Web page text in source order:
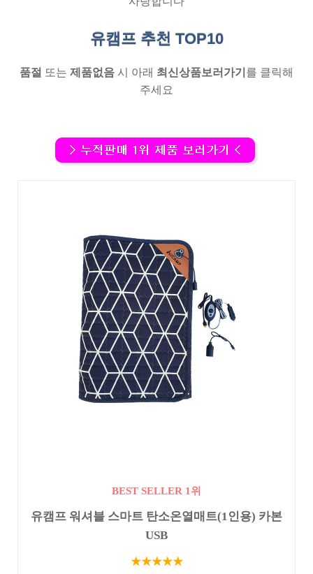
유캠프 추천 TOP10
품절 또는 제품없음 시 아래 최신상품보러가기 를 클릭해
주세요
BEST SELLER 1위
유캠프 워셔블 스마트 탄소온열매트(1인용) 카본
USB
★★★★★